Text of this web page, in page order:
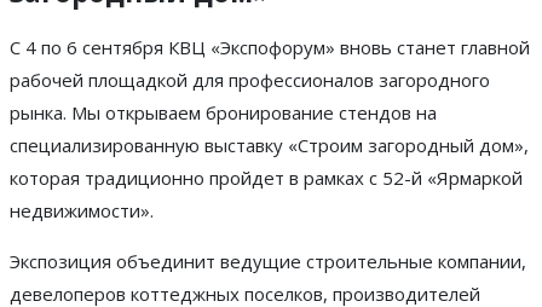
С 4 по 6 сентября КВЦ «Экспофорум» вновь станет главной
рабочей площадкой для профессионалов загородного
рынка. Мы открываем бронирование стендов на
специализированную выставку «Строим загородный дом»,
которая традиционно пройдет в рамках с 52-й «Ярмаркой
недвижимости».
Экспозиция объединит ведущие строительные компании,
девелоперов коттеджных поселков, производителей